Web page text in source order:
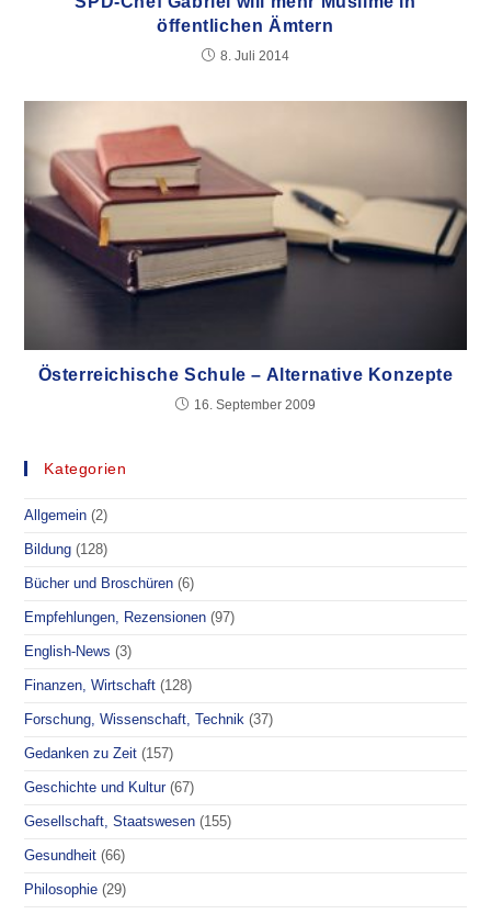
öffentlichen Ämtern
8. Juli 2014
Österreichische Schule – Alternative Konzepte
16. September 2009
Kategorien
Allgemein (2)
Bildung (128)
Bücher und Broschüren (6)
Empfehlungen, Rezensionen (97)
English-News (3)
Finanzen, Wirtschaft (128)
Forschung, Wissenschaft, Technik (37)
Gedanken zu Zeit (157)
Geschichte und Kultur (67)
Gesellschaft, Staatswesen (155)
Gesundheit (66)
Philosophie (29)